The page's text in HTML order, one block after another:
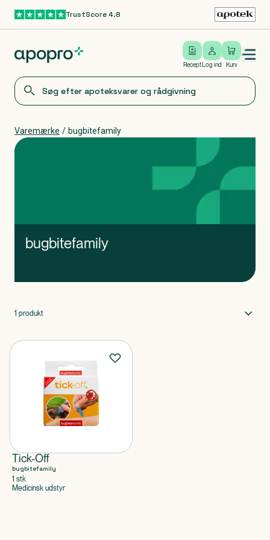
Gå til hovedindholdTrustScore 4.8
Recept
Log ind
Log ind Kurv
Open/close menu
Varemærke / bugbitefamily
bugbitefamily
1 produkt
Tick-Off
bugbitefamily
1 stk
Medicinsk udstyr